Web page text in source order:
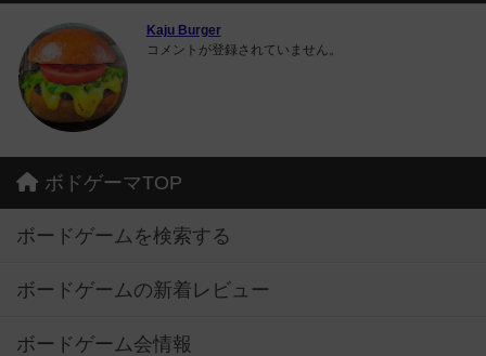
Kaju Burger
コメントが登録されていません。
ボドゲーマTOP
ボードゲームを検索する
ボードゲームの新着レビュー
ボードゲーム会情報